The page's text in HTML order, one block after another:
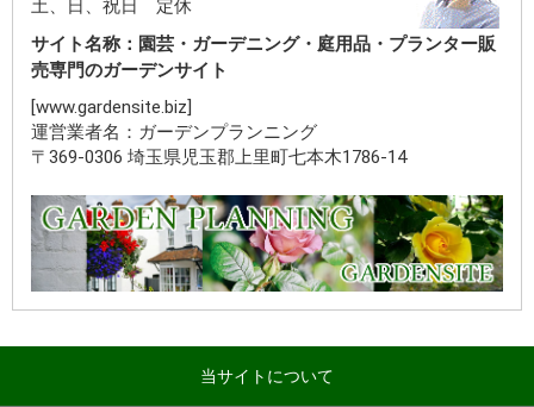
土、日、祝日 定休
サイト名称：園芸・ガーデニング・庭用品・プランター販
売専門のガーデンサイト
[www.gardensite.biz]
運営業者名：ガーデンプランニング
〒369-0306 埼玉県児玉郡上里町七本木1786-14
当サイトについて